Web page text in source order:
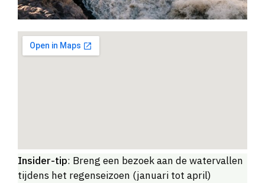
Insider-tip: Breng een bezoek aan de watervallen
tijdens het regenseizoen (januari tot april)